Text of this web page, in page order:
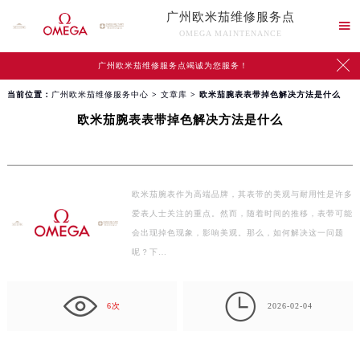
广州欧米茄维修服务点
OMEGA MAINTENANCE

广州欧米茄维修服务点竭诚为您服务！ 
当前位置： 广州欧米茄维修服务中心 > 文章库 > 欧米茄腕表表带掉色解决方法是什么
欧米茄腕表表带掉色解决方法是什么
欧米茄腕表作为高端品牌，其表带的美观与耐用性是许多
爱表人士关注的重点。然而，随着时间的推移，表带可能
会出现掉色现象，影响美观。那么，如何解决这一问题
呢？下…
6次  2026-02-04